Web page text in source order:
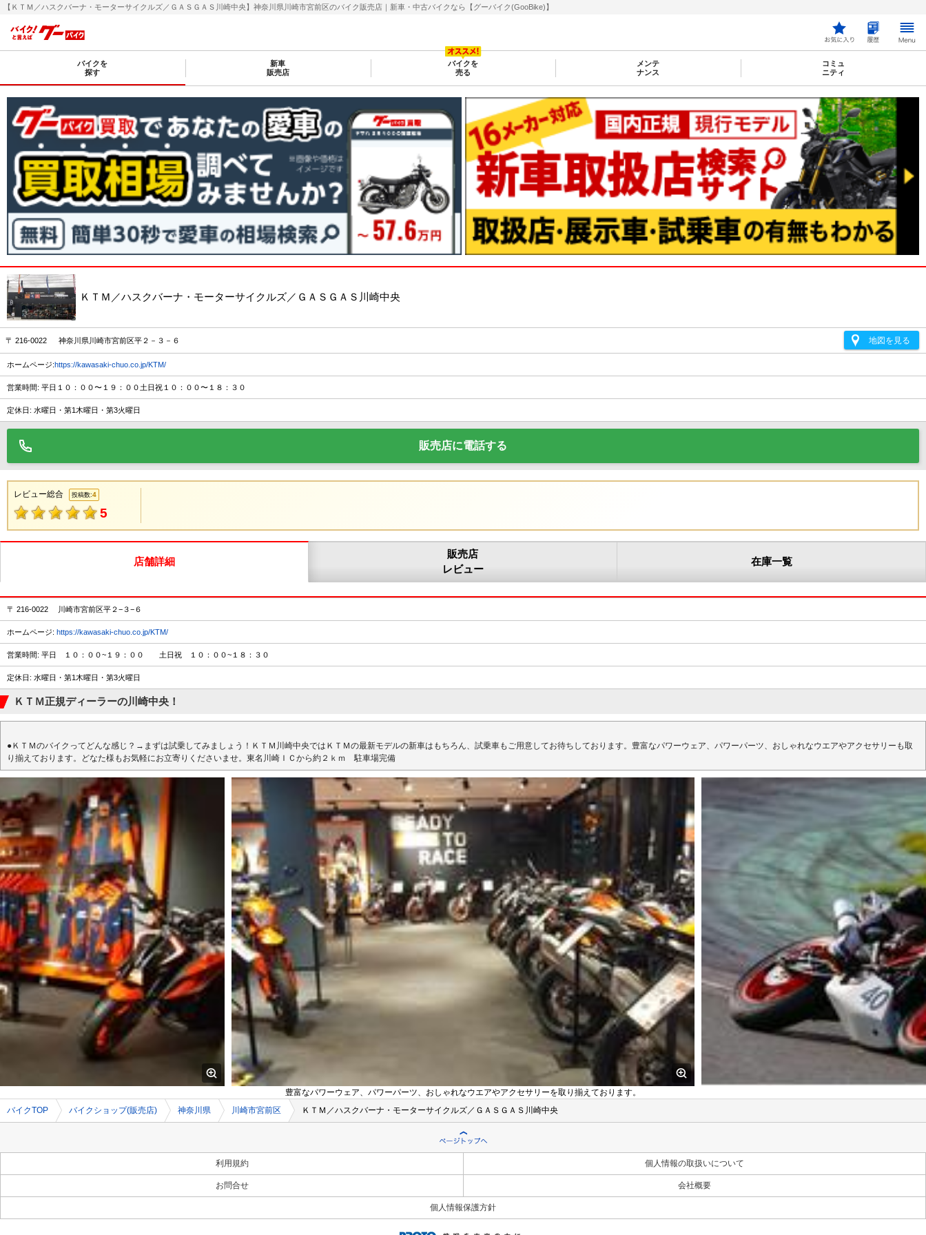
【ＫＴＭ／ハスクバーナ・モーターサイクルズ／ＧＡＳＧＡＳ川崎中央】神奈川県川崎市宮前区のバイク販売店｜新車・中古バイクなら【グーバイク(GooBike)】
バイクを
探す
新車
販売店
バイクを
売る
メンテ
ナンス
コミュ
ニティ
ＫＴＭ／ハスクバーナ・モーターサイクルズ／ＧＡＳＧＡＳ川崎中央
〒 216-0022 神奈川県川崎市宮前区平２－３－６ 地図を見る
ホームページ:https://kawasaki-chuo.co.jp/KTM/
営業時間: 平日１０：００〜１９：００土日祝１０：００〜１８：３０
定休日: 水曜日・第1木曜日・第3火曜日
販売店に電話する
レビュー総合 投稿数:4
5
店舗詳細
販売店
レビュー
在庫一覧
〒 216-0022 川崎市宮前区平２−３−６
ホームページ: https://kawasaki-chuo.co.jp/KTM/
営業時間: 平日 １０：００~１９：００ 土日祝 １０：００~１８：３０
定休日: 水曜日・第1木曜日・第3火曜日
ＫＴＭ正規ディーラーの川崎中央！
●ＫＴＭのバイクってどんな感じ？→まずは試乗してみましょう！ＫＴＭ川崎中央ではＫＴＭの最新モデルの新車はもちろん、試乗車もご用意してお待ちしております。豊富なパワーウェア、パワーパーツ、おしゃれなウエアやアクセサリーも取
り揃えております。どなた様もお気軽にお立寄りくださいませ。東名川崎ＩＣから約２ｋｍ 駐車場完備
豊富なパワーウェア、パワーパーツ、おしゃれなウエアやアクセサリーを取り揃えております。
バイクTOP
バイクショップ(販売店) 神奈川県 川崎市宮前区 ＫＴＭ／ハスクバーナ・モーターサイクルズ／ＧＡＳＧＡＳ川崎中央
利用規約 個人情報の取扱いについて
お問合せ 会社概要
個人情報保護方針